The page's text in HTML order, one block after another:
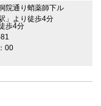
院通り蛸薬師下ル
」より徒歩4分
歩4分
00